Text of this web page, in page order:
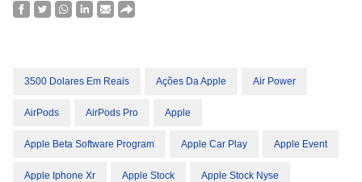
3500 Dolares Em Reais Ações Da Apple Air Power
AirPods AirPods Pro Apple
Apple Beta Software Program Apple Car Play Apple Event
Apple Iphone Xr Apple Stock Apple Stock Nyse